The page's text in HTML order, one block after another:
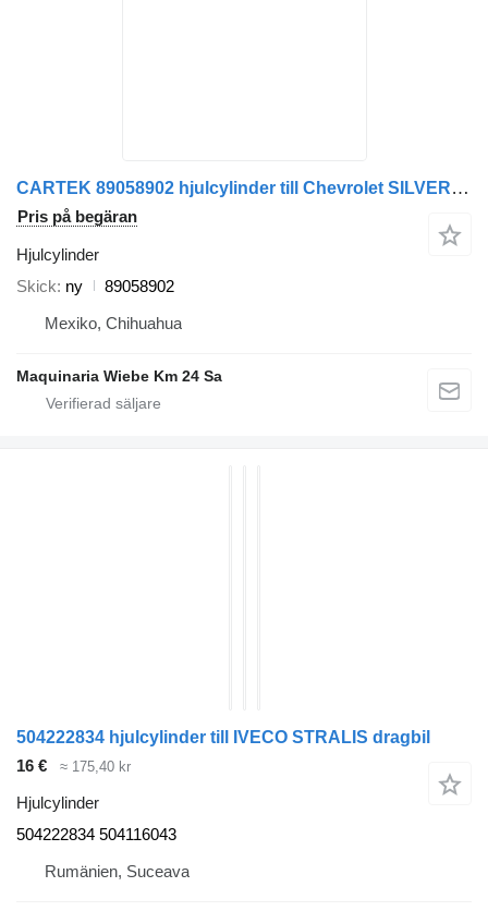
CARTEK 89058902 hjulcylinder till Chevrolet SILVERADO 1500 bil
Pris på begäran
Hjulcylinder
Skick ny
89058902
Mexiko, Chihuahua
Maquinaria Wiebe Km 24 Sa
504222834 hjulcylinder till IVECO STRALIS dragbil
16 €
≈ 175,40 kr
Hjulcylinder
504222834 504116043
Rumänien, Suceava